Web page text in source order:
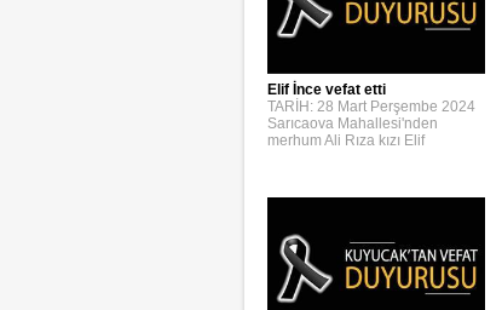
Elif İnce vefat etti
TARİH: 28 Mart Perşembe 2024
Sarıcaova Mahallesi'nden
merhum Ali Rıza kızı Elif